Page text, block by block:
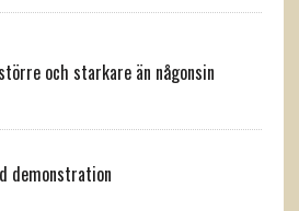
och starkare än någonsin
demonstration